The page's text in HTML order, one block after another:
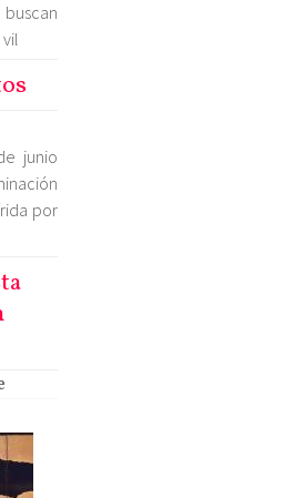
junio
por